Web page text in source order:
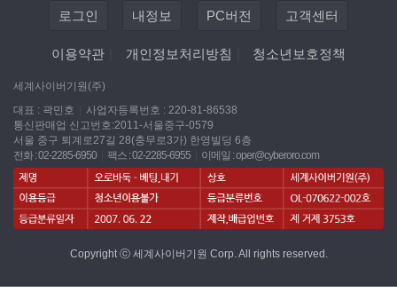
로그인 내정보 PC버전 고객센터
이용약관 개인정보처리방침 청소년보호정책
세계사이버기원(주)
대표 : 곽민호
사업자등록번호 : 220-81-86538
통신판매업 신고번호:2011-서울중구-0579
서울 중구 퇴계로27길 28(충무로3가) 한영빌딩 6층
전화 : 02-2285-6950
팩스 : 02-2285-6955 이메일 :oper@cyberoro.com
Copyright ⓒ 세계사이버기원 Corp. All rights reserved.